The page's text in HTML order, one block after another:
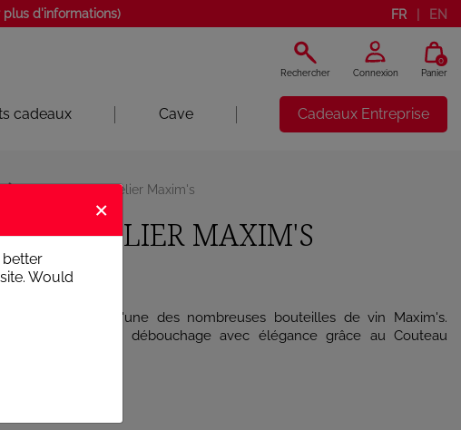
plus d'informations) FR EN
Rechercher Connexion Panier
0
cadeaux Cave Cadeaux Entreprise
Couteau Sommelier Maxim's
SOMMELIER MAXIM'S
3avis
pour préparer l'une des nombreuses bouteilles de vin Maxim's.
moment du débouchage avec élégance grâce au Couteau
×
better
Would